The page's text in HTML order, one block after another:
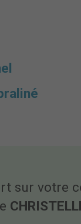
sur votre